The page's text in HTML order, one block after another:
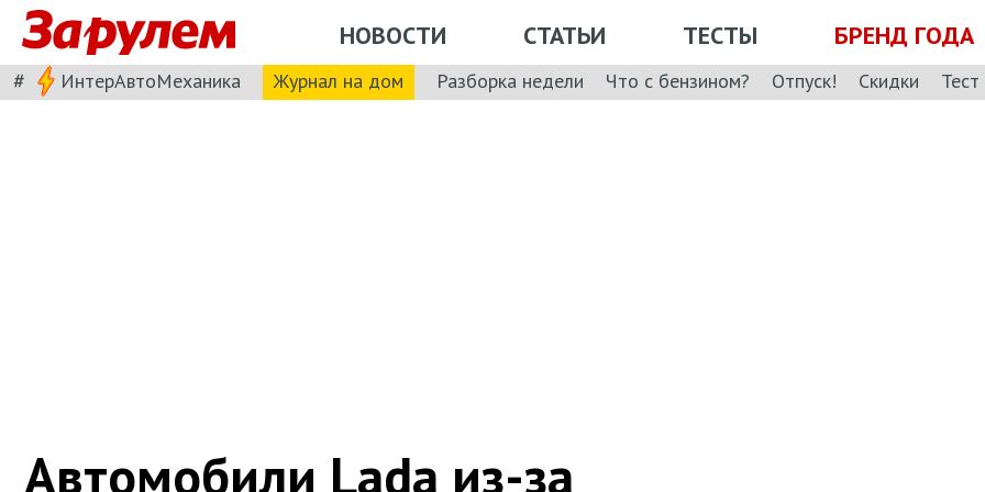
НОВОСТИ СТАТЬИ ТЕСТЫ БРЕНД ГОДА
# ИнтерАвтоМеханика Журнал на дом Разборка недели Что с бензином? Отпуск! Скидки
Автомобили Lada из-за